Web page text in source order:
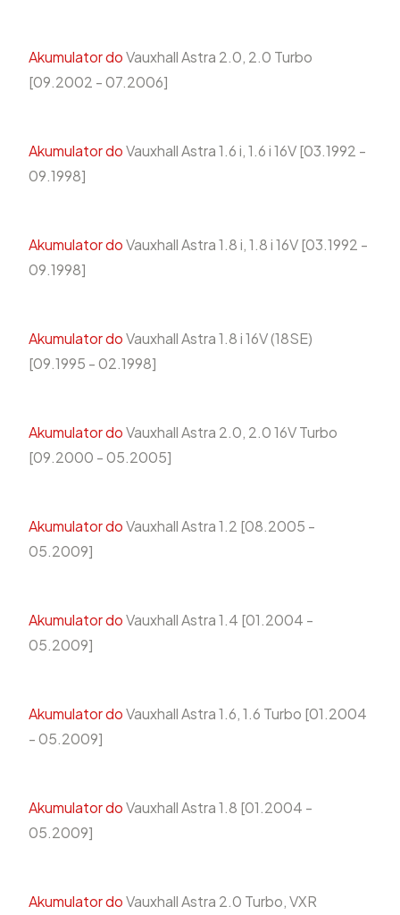
Akumulator doVauxhall Astra 2.0, 2.0 Turbo
[09.2002 - 07.2006]
Akumulator doVauxhall Astra 1.6 i, 1.6 i 16V [03.1992 -
09.1998]
Akumulator doVauxhall Astra 1.8 i, 1.8 i 16V [03.1992 -
09.1998]
Akumulator doVauxhall Astra 1.8 i 16V (18SE)
[09.1995 - 02.1998]
Akumulator doVauxhall Astra 2.0, 2.0 16V Turbo
[09.2000 - 05.2005]
Akumulator doVauxhall Astra 1.2 [08.2005 -
05.2009]
Akumulator doVauxhall Astra 1.4 [01.2004 -
05.2009]
Akumulator doVauxhall Astra 1.6, 1.6 Turbo [01.2004
- 05.2009]
Akumulator doVauxhall Astra 1.8 [01.2004 -
05.2009]
Akumulator doVauxhall Astra 2.0 Turbo, VXR